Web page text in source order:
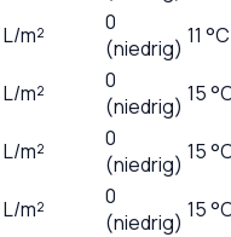
L/m²
0
(niedrig) 11 °C
L/m²
0
(niedrig) 15
L/m²
0
(niedrig) 15
L/m²
0
(niedrig) 15